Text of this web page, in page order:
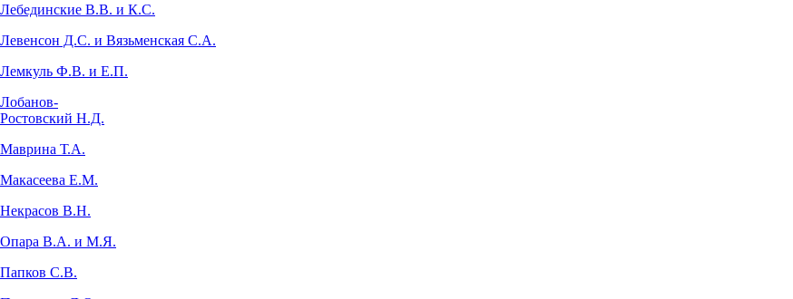
Лебединские В.В. и К.С.
Левенсон Д.С. и Вязьменская С.А.
Лемкуль Ф.В. и Е.П.
Лобанов-
Ростовский Н.Д.
Маврина Т.А.
Макасеева Е.М.
Некрасов В.Н.
Опара В.А. и М.Я.
Папков С.В.